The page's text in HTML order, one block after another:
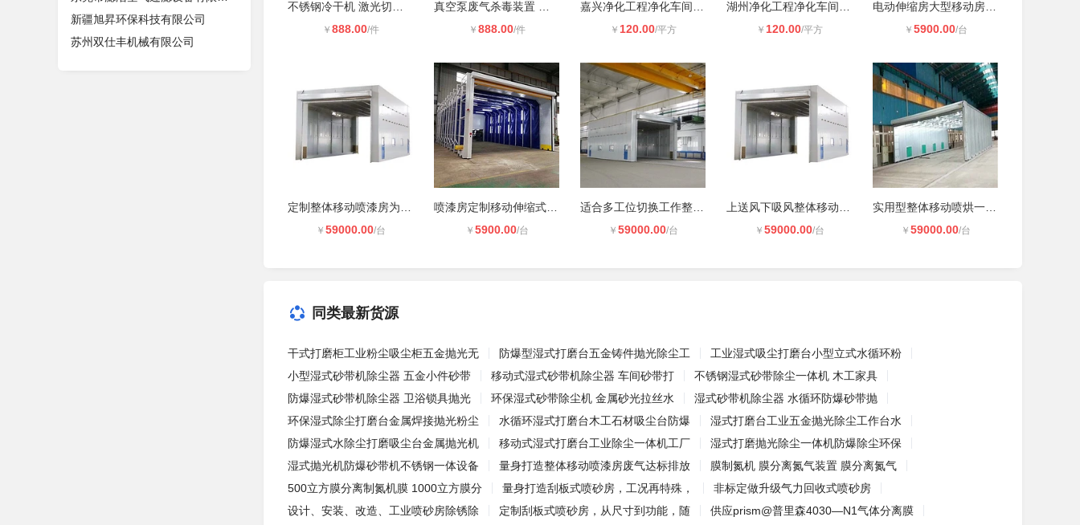
新疆旭昇环保科技有限公司
苏州双仕丰机械有限公司
￥ 888.00/件 ￥ 888.00/件 ￥ 120.00/平方 ￥ 120.00/平方 ￥ 5900.00/台
￥ 59000.00/台 ￥ 5900.00/台 ￥ 59000.00/台 ￥ 59000.00/台 ￥ 59000.00/台
同类最新货源
干式打磨柜工业粉尘吸尘柜五金抛光无 防爆型湿式打磨台五金铸件抛光除尘工
工业湿式吸尘打磨台小型立式水循环粉
小型湿式砂带机除尘器 五金小件砂带
移动式湿式砂带机除尘器 车间砂带打
不锈钢湿式砂带除尘一体机 木工家具
防爆湿式砂带机除尘器 卫浴锁具抛光
环保湿式砂带除尘机 金属砂光拉丝水
湿式砂带机除尘器 水循环防爆砂带抛
环保湿式除尘打磨台金属焊接抛光粉尘
水循环湿式打磨台木工石材吸尘台防爆
湿式打磨台工业五金抛光除尘工作台水
防爆湿式水除尘打磨吸尘台金属抛光机
移动式湿式打磨台工业除尘一体机工厂
湿式打磨抛光除尘一体机防爆除尘环保
湿式抛光机防爆砂带机不锈钢一体设备
量身打造整体移动喷漆房废气达标排放
膜制氮机 膜分离氮气装置 膜分离氮气
500立方膜分离制氮机膜 1000立方膜分
量身打造刮板式喷砂房，工况再特殊，
非标定做升级气力回收式喷砂房
设计、安装、改造、工业喷砂房除锈除
定制刮板式喷砂房，从尺寸到功能，随 供应prism@普里森4030—N1气体分离膜